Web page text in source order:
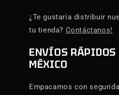
¿Te gustaría distribuir
tu tienda? Contáctanos!
ENVÍOS RÁPIDOS
MÉXICO
Empacamos con